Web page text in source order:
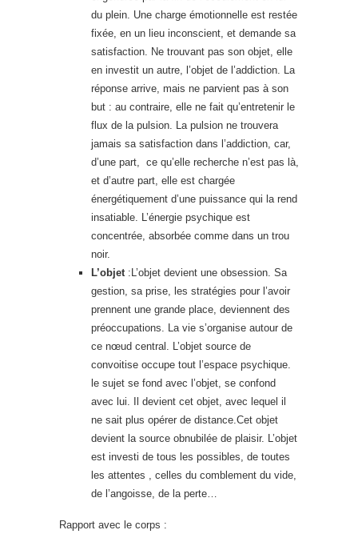
du plein. Une charge émotionnelle est restée
fixée, en un lieu inconscient, et demande sa
satisfaction. Ne trouvant pas son objet, elle
en investit un autre, l’objet de l’addiction. La
réponse arrive, mais ne parvient pas à son
but : au contraire, elle ne fait qu’entretenir le
flux de la pulsion. La pulsion ne trouvera
jamais sa satisfaction dans l’addiction, car,
d’une part, ce qu’elle recherche n’est pas là,
et d’autre part, elle est chargée
énergétiquement d’une puissance qui la rend
insatiable. L’énergie psychique est
concentrée, absorbée comme dans un trou
noir.
L’objet :L’objet devient une obsession. Sa
gestion, sa prise, les stratégies pour l’avoir
prennent une grande place, deviennent des
préoccupations. La vie s’organise autour de
ce nœud central. L’objet source de
convoitise occupe tout l’espace psychique.
le sujet se fond avec l’objet, se confond
avec lui. Il devient cet objet, avec lequel il
ne sait plus opérer de distance.Cet objet
devient la source obnubilée de plaisir. L’objet
est investi de tous les possibles, de toutes
les attentes , celles du comblement du vide,
de l’angoisse, de la perte…
Rapport avec le corps :